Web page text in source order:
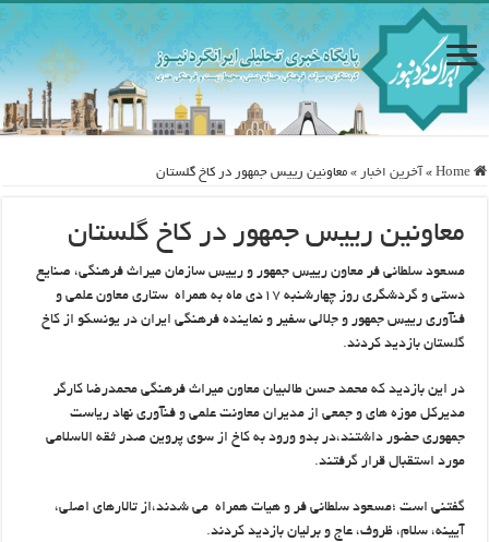
Home
» آخرین اخبار » معاونین رییس جمهور در کاخ گلستان
معاونین رییس جمهور در کاخ گلستان
مسعود سلطانی فر معاون رییس جمهور و رییس سازمان میراث فرهنگی، صنایع
دستی و گردشگری روز چهارشنبه ۱۷دی ماه به همراه ستاری معاون علمی و
فنآوری رییس جمهور و جلالی سفیر و نماینده فرهنگی ایران در یونسکو از کاخ
گلستان بازدید کردند.
در این بازدید که محمد حسن طالبیان معاون میراث فرهنگی محمدرضا کارگر
مدیرکل موزه های و جمعی از مدیران معاونت علمی و فنآوری نهاد ریاست
جمهوری حضور داشتند،در بدو ورود به کاخ از سوی پروین صدر ثقه الاسلامی
مورد استقبال قرار گرفتند.
گفتنی است ؛مسعود سلطانی فر و هیات همراه می شدند،از تالارهای اصلی،
آیینه، سلام، ظروف، عاج و برلیان بازدید کردند.